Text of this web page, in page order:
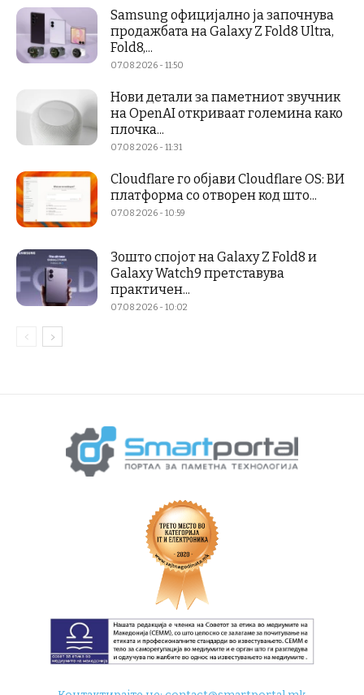
Samsung официјално ја започнува
продажбата на Galaxy Z Fold8 Ultra,
Fold8,...
07.08.2026 - 11:50
Нови детали за паметниот звучник
на OpenAI откриваат големина како
плочка...
07.08.2026 - 11:31
Cloudflare го објави Cloudflare OS: ВИ
платформа со отворен код што...
07.08.2026 - 10:59
Зошто спојот на Galaxy Z Fold8 и
Galaxy Watch9 претставува
практичен...
07.08.2026 - 10:02